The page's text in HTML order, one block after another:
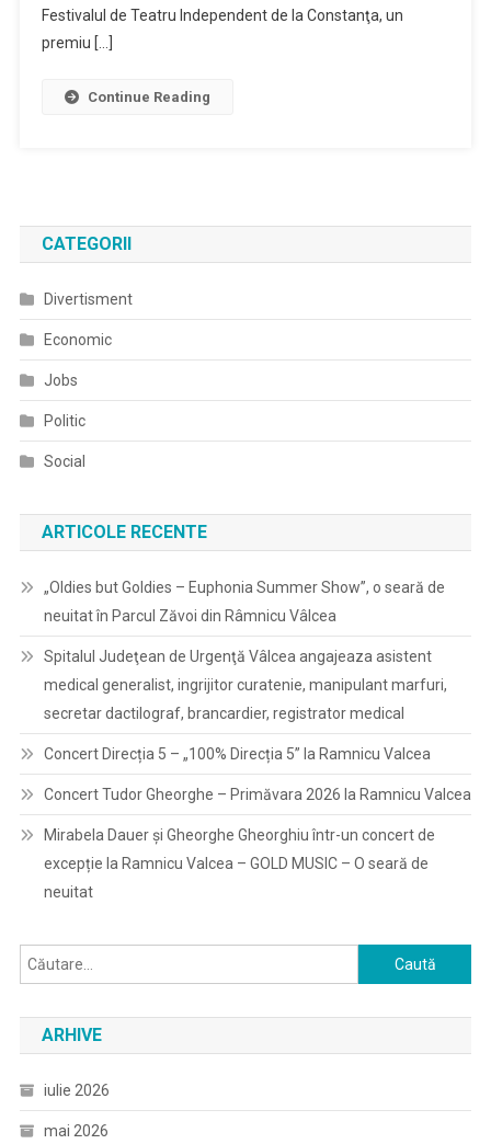
Festivalul de Teatru Independent de la Constanţa, un
premiu […]
Continue Reading
CATEGORII
Divertisment
Economic
Jobs
Politic
Social
ARTICOLE RECENTE
„Oldies but Goldies – Euphonia Summer Show”, o seară de
neuitat în Parcul Zăvoi din Râmnicu Vâlcea
Spitalul Judeţean de Urgenţă Vâlcea angajeaza asistent
medical generalist, ingrijitor curatenie, manipulant marfuri,
secretar dactilograf, brancardier, registrator medical
Concert Direcția 5 – „100% Direcția 5” la Ramnicu Valcea
Concert Tudor Gheorghe – Primăvara 2026 la Ramnicu Valcea
Mirabela Dauer și Gheorghe Gheorghiu într-un concert de
excepție la Ramnicu Valcea – GOLD MUSIC – O seară de
neuitat
Caută
după:
ARHIVE
iulie 2026
mai 2026